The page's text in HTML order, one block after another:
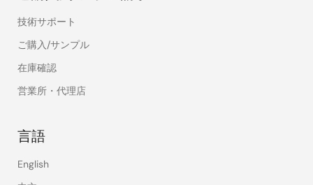
技術サポート
ご購入/サンプル
在庫確認
営業所・代理店
言語
English